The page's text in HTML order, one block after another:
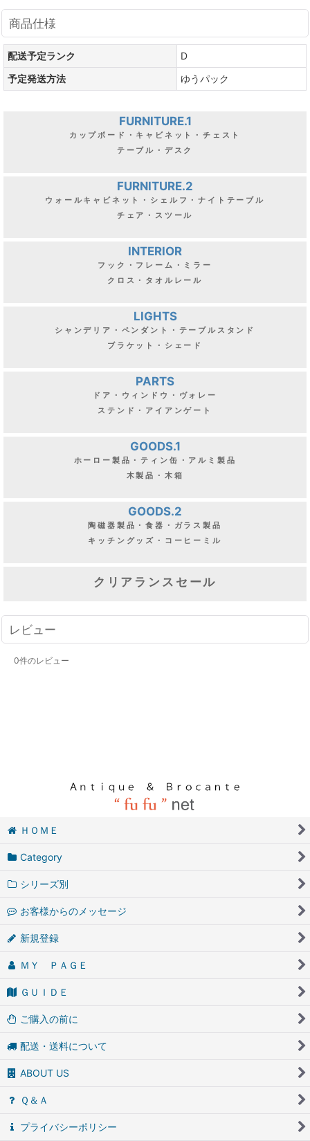
商品仕様
配送予定ランク
D
予定発送方法
ゆうパック
FURNITURE.1
カップボード・キャビネット・チェスト
テーブル・デスク
FURNITURE.2
ウォールキャビネット・シェルフ・ナイトテーブル
チェア・スツール
INTERIOR
フック・フレーム・ミラー
クロス・タオルレール
LIGHTS
シャンデリア・ペンダント・テーブルスタンド
ブラケット・シェード
PARTS
ドア・ウィンドウ・ヴォレー
ステンド・アイアンゲート
GOODS.1
ホーロー製品・ティン缶・アルミ製品
木製品・木箱
GOODS.2
陶磁器製品・食器・ガラス製品
キッチングッズ・コーヒーミル
クリアランスセール
レビュー
0件のレビュー
ＨＯＭＥ
Category
シリーズ別
お客様からのメッセージ
新規登録
ＭＹ ＰＡＧＥ
ＧＵＩＤＥ
ご購入の前に
配送・送料について
ABOUT US
Ｑ＆Ａ
プライバシーポリシー